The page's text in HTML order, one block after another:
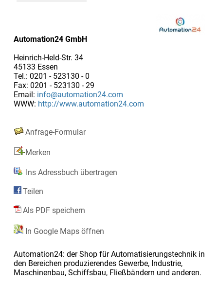
Automation24 GmbH
Heinrich-Held-Str. 34
45133 Essen
Tel.: 0201 - 523130 - 0
Fax: 0201 - 523130 - 29
Email: info@automation24.com
WWW: http://www.automation24.com
Anfrage-Formular
Merken
Ins Adressbuch übertragen
Teilen
Als PDF speichern
In Google Maps öffnen
Automation24: der Shop für Automatisierungstechnik in
den Bereichen produzierendes Gewerbe, Industrie,
Maschinenbau, Schiffsbau, Fließbändern und anderen.